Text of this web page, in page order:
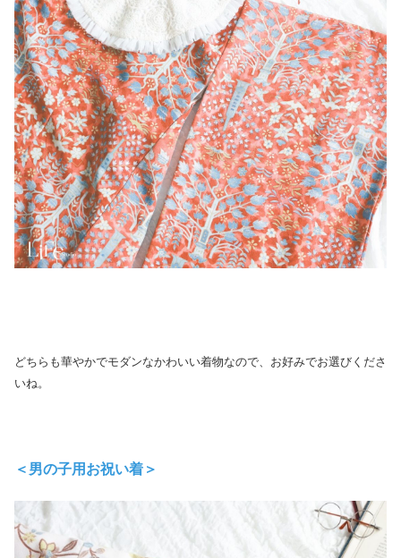
どちらも華やかでモダンなかわいい着物なので、お好みでお選びくださ
いね。
＜男の子用お祝い着＞